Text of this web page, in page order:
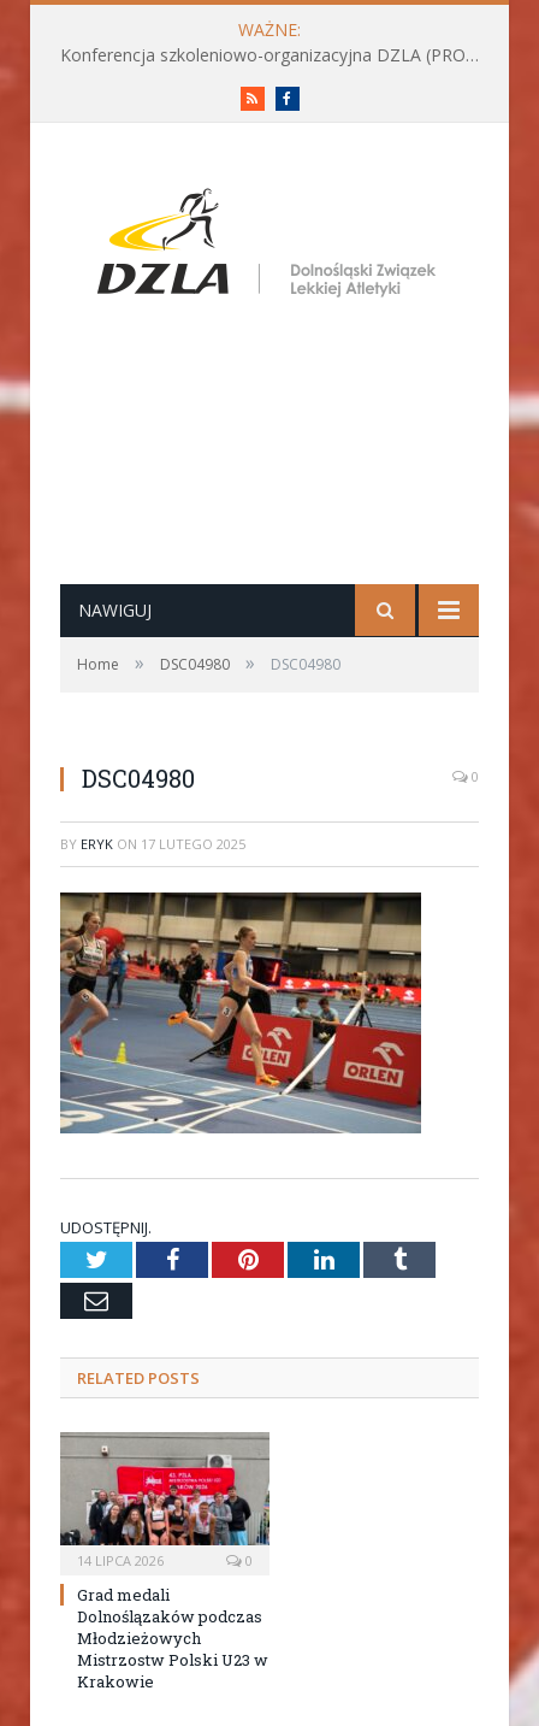
WAŻNE:
Konferencja szkoleniowo-organizacyjna DZLA (PROGRAM już do pobrania)
RSS
NAWIGUJ
Home » DSC04980 » DSC04980
DSC04980 0
BY ERYK ON 17 LUTEGO 2025
UDOSTĘPNIJ.
TwitterFacebookPinterestLinkedInTumblr
Email
RELATED POSTS
14 LIPCA 2026 0
Grad medali
Dolnoślązaków podczas
Młodzieżowych
Mistrzostw Polski U23 w
Krakowie